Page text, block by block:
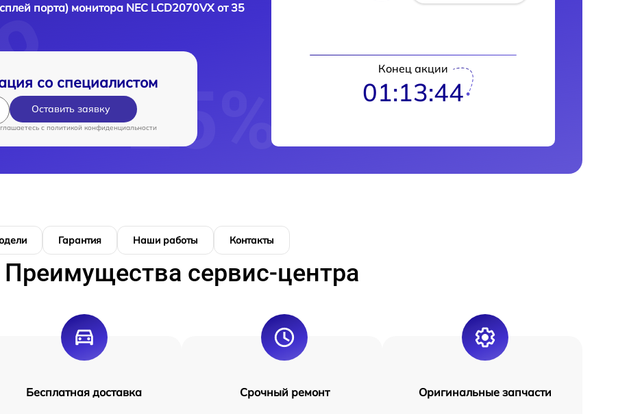
порта) монитора NEC LCD2070VX от 35
со специалистом
Оставить заявку
c политикой конфиденциальности
Конец акции
01:13:43
Гарантия Наши работы Контакты
Преимущества сервис-центра
Бесплатная доставка Срочный ремонт Оригинальные запчасти